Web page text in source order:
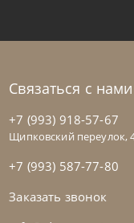
Cattelan Italia
Связаться с нами
+7 (993) 918-57-67
Щипковский переулок,
+7 (993) 587-77-80
Заказать звонок